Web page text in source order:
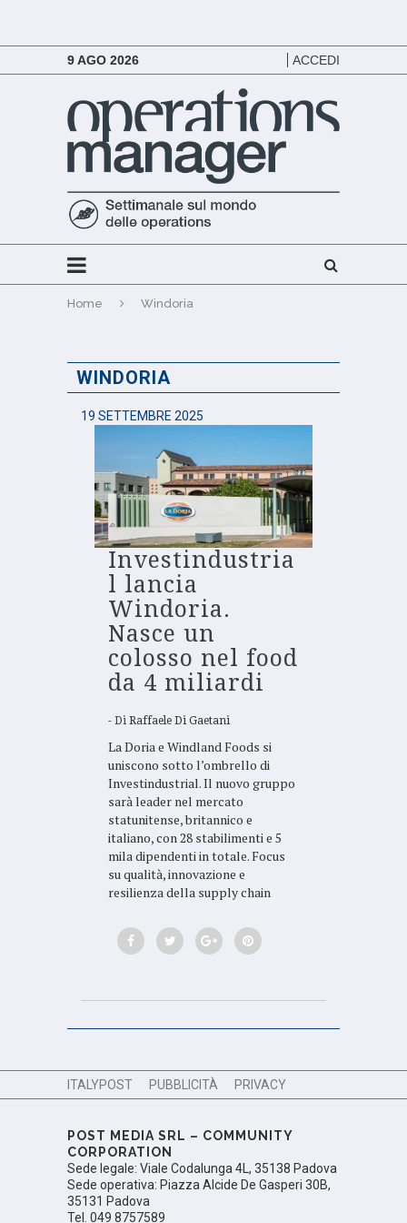
9 AGO 2026 ACCEDI
Home Windoria
WINDORIA
19 SETTEMBRE 2025
Investindustria
l lancia
Windoria.
Nasce un
colosso nel food
da 4 miliardi
Di Raffaele Di Gaetani
La Doria e Windland Foods si
uniscono sotto l’ombrello di
Investindustrial. Il nuovo gruppo
sarà leader nel mercato
statunitense, britannico e
italiano, con 28 stabilimenti e 5
mila dipendenti in totale. Focus
su qualità, innovazione e
resilienza della supply chain
ITALYPOST PUBBLICITÀ PRIVACY
POST MEDIA SRL – COMMUNITY
CORPORATION
Sede legale: Viale Codalunga 4L, 35138 Padova
Sede operativa: Piazza Alcide De Gasperi 30B,
35131 Padova
Tel. 049 8757589